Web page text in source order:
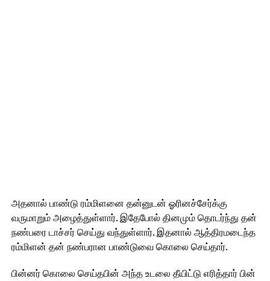
அதனால் பாண்டு ரம்மிளனை தன்னுடன் ஓரினச்சேர்க்கு
வருமாறும் அழைத்துள்ளார். இதேபோல் தினமும் தொடர்ந்து தன்
நண்பரை டாச்சர் செய்து வந்துள்ளார். இதனால் ஆத்திரமடைந்த
ரம்மிளன் தன் நண்பரான பாண்டுவை கொலை செய்தார்.
பின்னர் கொலை செய்தபின் அந்த உடலை தீயிட்டு எரித்தார் பின்